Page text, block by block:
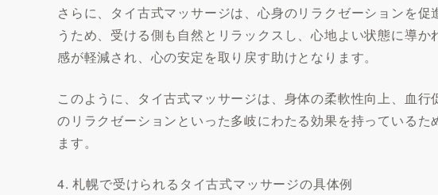
さらに、タイ古式マッサージは、心身のリラクゼーションを
うため、受ける側も自然とリラックスし、心地よい状態に導
感が軽減され、心の安定を取り戻す助けとなります。
このように、タイ古式マッサージは、身体の柔軟性向上、血
のリラクゼーションといった多岐にわたる効果を持っている
ます。
4. 札幌で受けられるタイ古式マッサージの具体例